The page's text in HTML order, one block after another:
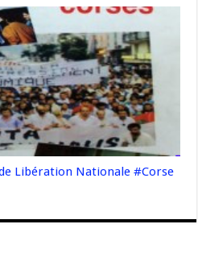
Libération Nationale #Corse